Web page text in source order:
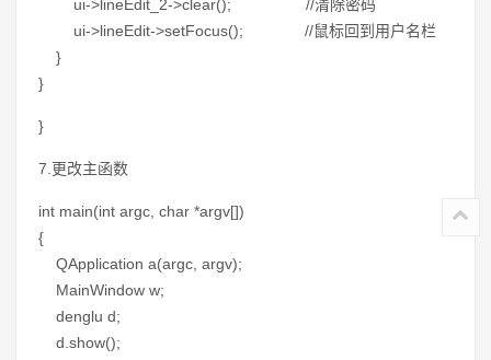
ui->lineEdit_2->clear(); //清除密码
ui->lineEdit->setFocus(); //鼠标回到用户名栏
}
}
}
7.更改主函数
int main(int argc, char *argv[])
{
QApplication a(argc, argv);
MainWindow w;
denglu d;
d.show();